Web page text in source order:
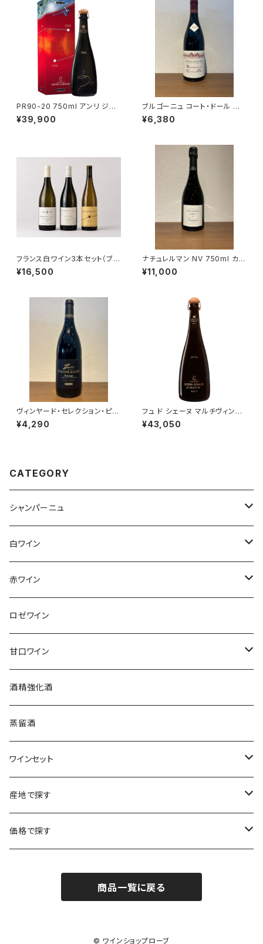
PR90-20 750ml アンリ ジロ
ー シャンパーニュ フランス 正規
品
¥39,900
ブルゴーニュ コート・ドール ル
ージュ 2023 ミシェル・グロ 赤
ワイン 750ml
¥6,380
フランス白ワイン3本セット（ブル
ゴーニュ アリゴテ レ・クリュゾッ
ト 2023・シャブリ ペル・アスペ
¥16,500
ナチュレルマン NV 750ml カゼ
ティボー シャンパーニュ ムニエ
100％ フランス
¥11,000
ヴィンヤード・セレクション・ピノ
タージュ 2023 クライン・ザル
ゼ・ワインズ
¥4,290
フュ ド シェーヌ マルチヴィンテ
ージ 箱なし 750ml アンリ ジ
ロー シャンパーニュ フランス 正
¥43,050
CATEGORY
シャンパーニュ
アンリ・ジロー
アンリ・ビリオ・フィス
エティエンヌ・ルフェーヴル
クリスチャン・ゴセ
クロード・カザル
ジェローム・ルフェーヴル
シャルトーニュ・タイエ
シャルル・エドシック
ジャン・ラルマン
白ワイン
フランス
アルザス
ブルゴーニュ
ロワール
コトーシャンプノワ
ドイツ
オーストラリア
ニュージーランド
南アフリカ
チリ
スロヴァキア
オーストリア
赤ワイン
フランス
アルザス
シュッド・ウエスト
ロワール
スロヴァキア
オーストラリア
ニュージーランド
南アフリカ
チリ
アメリカ
ロゼワイン
甘口ワイン
フランス
ソーテルヌ
酒精強化酒
蒸留酒
ワインセット
福袋
シャンパーニュセット
産地で探す
アメリカ
価格で探す
3,000円～4,999円
商品一覧に戻る
© ワインショップローブ